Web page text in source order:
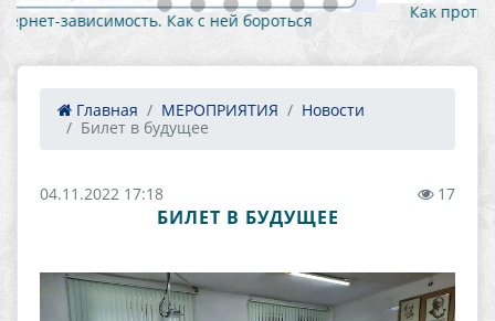
Как противостоять вовлечению в противоправную
деятельность 1
Главная МЕРОПРИЯТИЯ
Новости
Билет в будущее
04.11.2022 17:18 17
БИЛЕТ В БУДУЩЕЕ